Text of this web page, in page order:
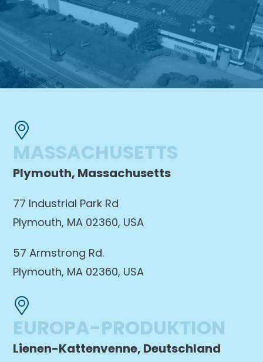
MASSACHUSETTS
Plymouth, Massachusetts
77 Industrial Park Rd
Plymouth, MA 02360, USA
57 Armstrong Rd.
Plymouth, MA 02360, USA
EUROPA-PRODUKTION
Lienen-Kattenvenne, Deutschland